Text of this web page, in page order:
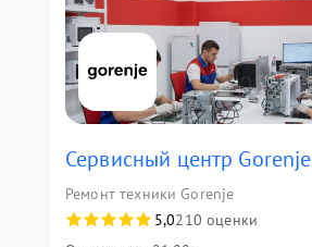
Сервисный центр Gorenje
Ремонт техники Gorenje
5,0210 оценки